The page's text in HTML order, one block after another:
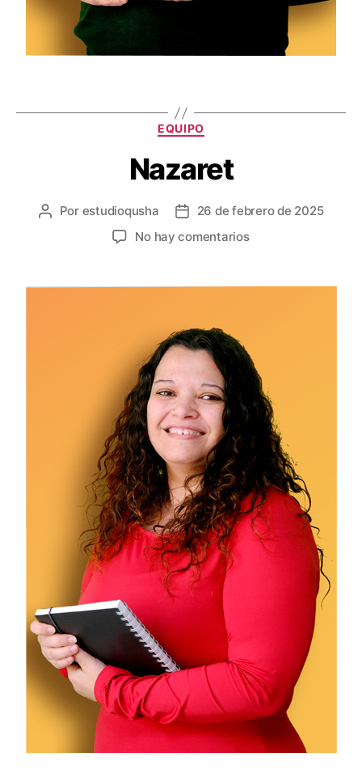
EQUIPO
Nazaret
Por estudioqusha
26 de febrero de 2025
No hay comentarios